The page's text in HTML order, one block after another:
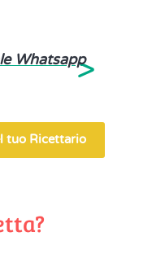
Whatsapp>
tuo Ricettario